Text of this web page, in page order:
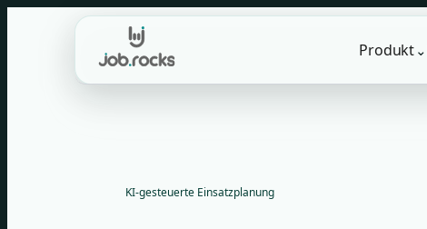
Produkt ⌄
KI-gesteuerte Einsatzplanung